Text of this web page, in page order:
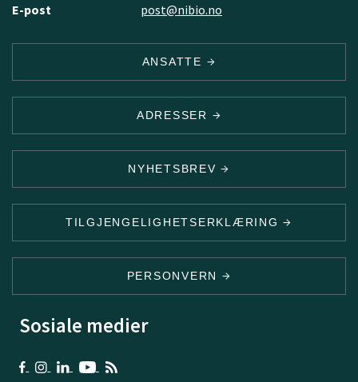
E-post
post@nibio.no
ANSATTE
ADRESSER
NYHETSBREV
TILGJENGELIGHETSERKLÆRING
PERSONVERN
Sosiale medier